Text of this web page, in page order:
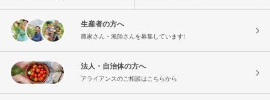
生産者の方へ
農家さん・漁師さんを募集しています!
法人・自治体の方へ
アライアンスのご相談はこちらから